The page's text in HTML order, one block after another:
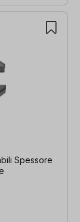
Spessore